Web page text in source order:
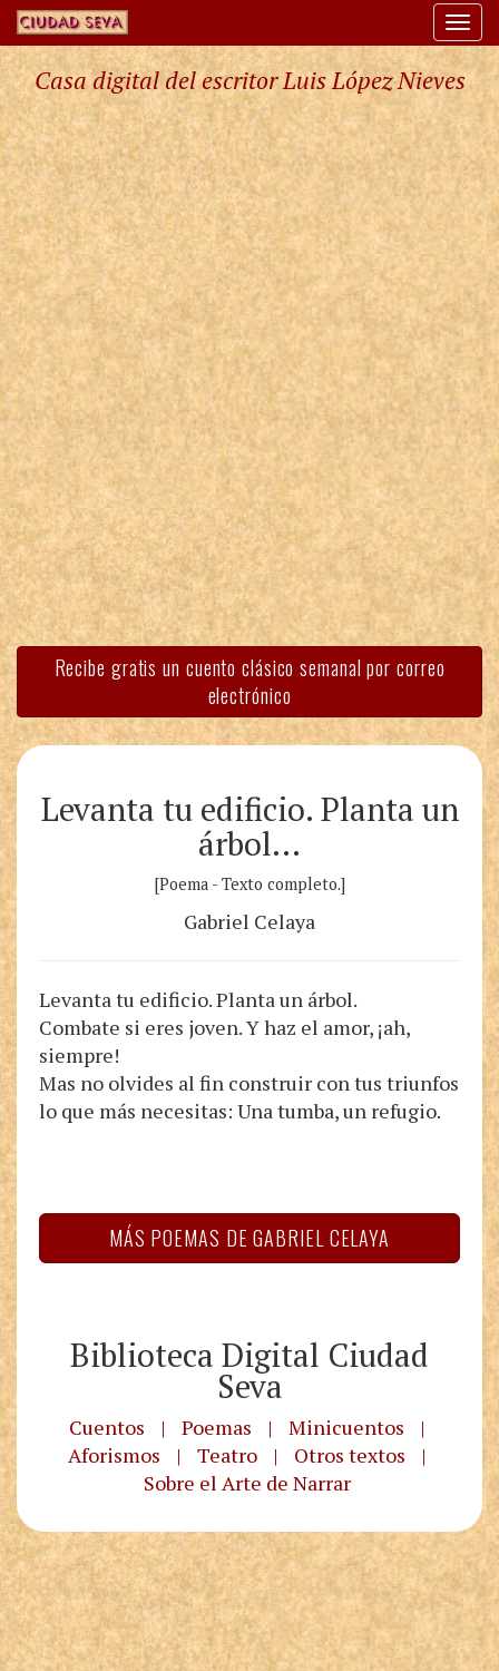
Casa digital del escritor Luis López Nieves
Recibe gratis un cuento clásico semanal por correo
electrónico
Levanta tu edificio. Planta un
árbol…
[Poema - Texto completo.]
Gabriel Celaya
Levanta tu edificio. Planta un árbol.
Combate si eres joven. Y haz el amor, ¡ah,
siempre!
Mas no olvides al fin construir con tus triunfos
lo que más necesitas: Una tumba, un refugio.
MÁS POEMAS DE GABRIEL CELAYA
Biblioteca Digital Ciudad
Seva
Cuentos | Poemas | Minicuentos
|
Aforismos
| Teatro | Otros textos
|
Sobre el Arte de Narrar